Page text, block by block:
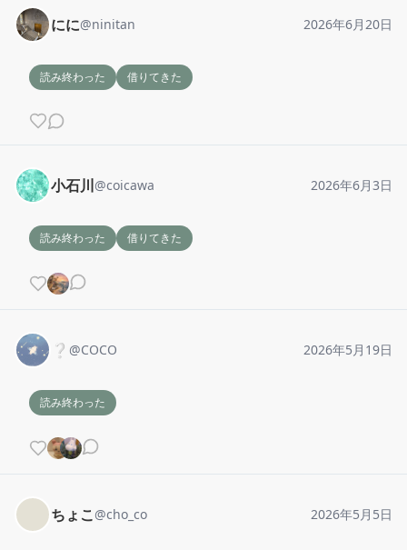
にに@ninitan 2026年6月20日
読み終わった 借りてきた
小石川@coicawa 2026年6月3日
読み終わった 借りてきた
❔ @COCO 2026年5月19日
読み終わった
ちょこ@cho_co 2026年5月5日